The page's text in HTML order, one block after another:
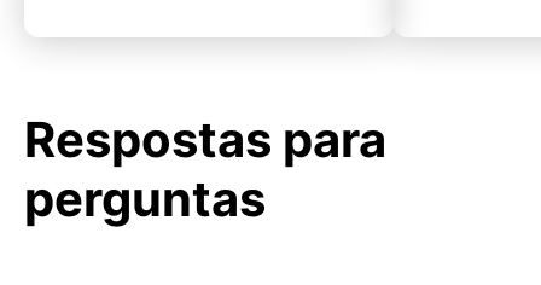
Respostas para
perguntas